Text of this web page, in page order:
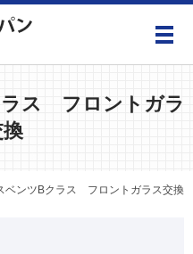
メ
ス フロントガラ
ベンツBクラス フロントガラス交換